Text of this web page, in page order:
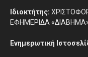
Ιδιοκτήτης:
ΕΦΗΜΕΡΙΔΑ
Ενημερωτική